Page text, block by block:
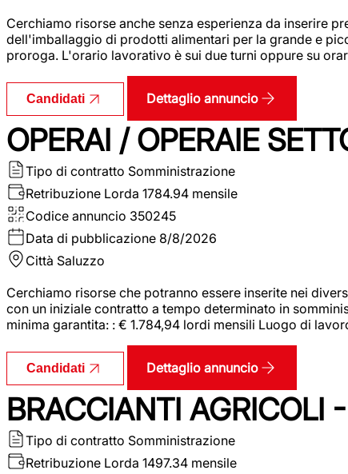
Cerchiamo risorse anche senza esperienza da inserire
dell'imballaggio di prodotti alimentari per la grande e
proroga. L'orario lavorativo è sui due turni oppure su
Candidati Dettaglio annuncio
OPERAI / OPERAIE
Tipo di contratto Somministrazione
Retribuzione Lorda 1784.94 mensile
Codice annuncio 350245
Data di pubblicazione 8/8/2026
Città Saluzzo
Cerchiamo risorse che potranno essere inserite nei
con un iniziale contratto a tempo determinato in
minima garantita: : € 1.784,94 lordi mensili Luogo di
Candidati Dettaglio annuncio
BRACCIANTI AGRICOLI
Tipo di contratto Somministrazione
Retribuzione Lorda 1497.34 mensile